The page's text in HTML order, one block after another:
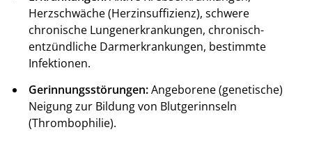
Herzschwäche (Herzinsuffizienz), schwere
chronische Lungenerkrankungen, chronisch-
entzündliche Darmerkrankungen, bestimmte
Infektionen.
Gerinnungsstörungen:Angeborene (genetische)
Neigung zur Bildung von Blutgerinnseln
(Thrombophilie).